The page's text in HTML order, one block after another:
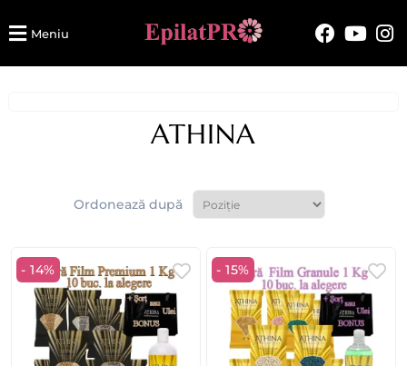
Meniu
ATHINA
Ordonează după
- 14% - 15%